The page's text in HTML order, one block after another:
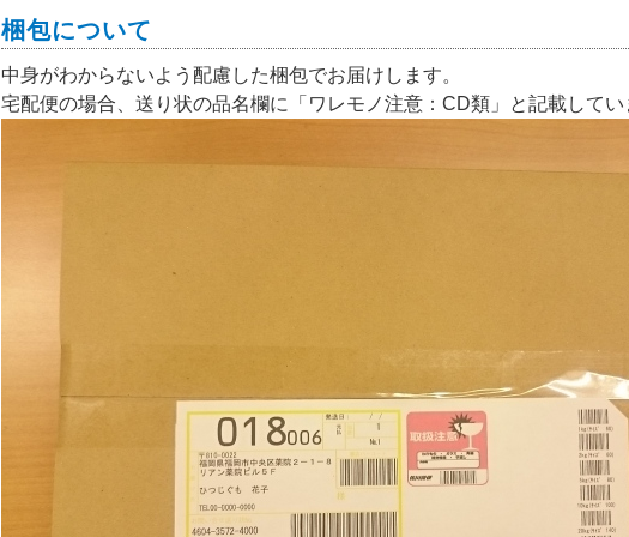
梱包について
中身がわからないよう配慮した梱包でお届けします。
宅配便の場合、送り状の品名欄に「ワレモノ注意：CD類」と記載してい